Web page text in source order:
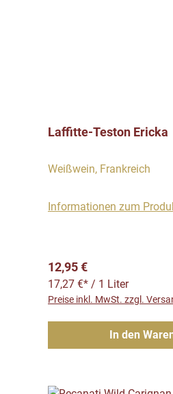
Laffitte-Teston Ericka
Weißwein, Frankreich
Informationen zum
Regulärer Preis:
12,95 €
17,27 €* / 1 Liter
Preise inkl. MwSt. zzgl.
In den